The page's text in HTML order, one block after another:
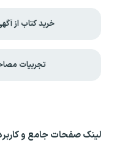
خرید کتاب از
تجربیات
لینک صفحات جامع و